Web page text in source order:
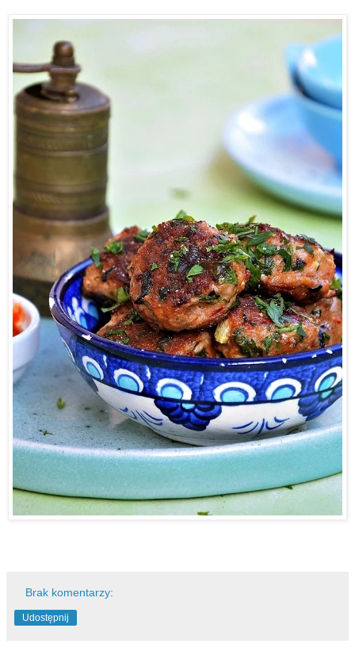
Brak komentarzy:
Udostępnij